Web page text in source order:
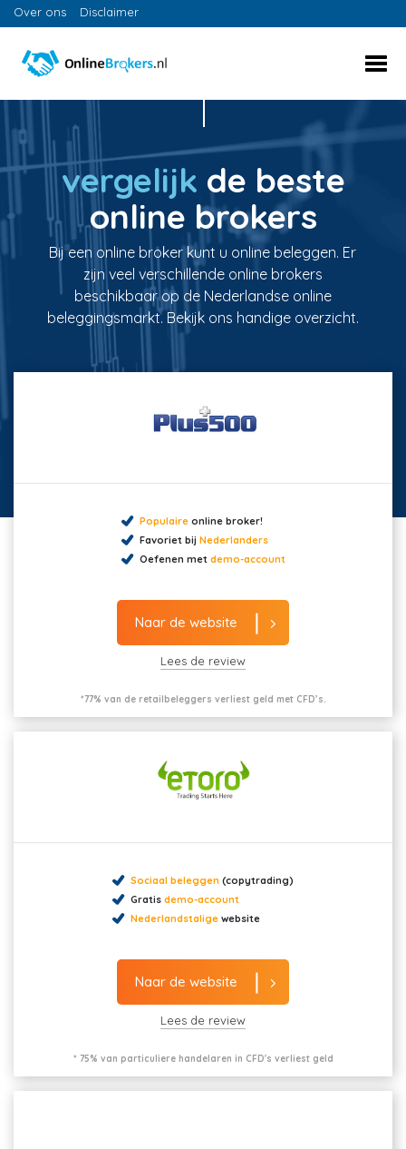
Over ons Disclaimer
vergelijk de beste
online brokers
Bij een online broker kunt u online beleggen. Er
zijn veel verschillende online brokers
beschikbaar op de Nederlandse online
beleggingsmarkt. Bekijk ons handige overzicht.
Populaireonline broker!
Favoriet bij Nederlanders
Oefenen met demo-account
Naar de website
Lees de review
*77% van de retailbeleggers verliest geld met CFD’s.
Sociaal beleggen (copytrading)
Gratis demo-account
Nederlandstalige website
Naar de website
Lees de review
* 75% van particuliere handelaren in CFD's verliest geld